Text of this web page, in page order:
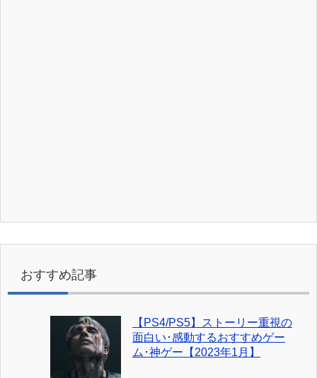
おすすめ記事
【PS4/PS5】ストーリー重視の
面白い･感動するおすすめゲー
ム･神ゲー【2023年1月】